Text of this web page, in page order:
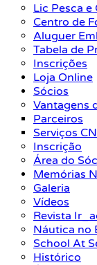
Lic Pesca e
Centro de
Aluguer
Tabela de
Inscrições
Loja Online
Sócios
Vantagens
Parceiros
Serviços
Inscrição
Área do
Memórias
Galeria
Vídeos
Revista
Náutica no
School At
Histórico